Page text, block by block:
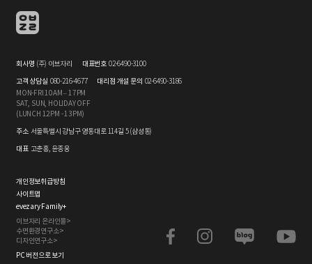
회사명 (주) 이브자리 대표번호 02-6490-3100
고객 상담실 080-216-4677 대리점 개설 문의 02-6490-3186
MON-FRI 10AM – 17PM
SAT, SUN, HOLIDAY OFF
(LUNCH 12PM - 13PM)
주소 서울특별시 강남구 영동대로 114길 5 (삼성동)
대표 고춘홍, 윤종웅
개인정보취급방침
사이트맵
evezary Family+
이브자리 온라인몰>
수면환경연구소>
디자인연구소>
PC 버전으로 보기